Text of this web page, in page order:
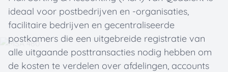
ideaal voor postbedrijven en -organisaties,
facilitaire bedrijven en gecentraliseerde
postkamers die een uitgebreide registratie van
alle uitgaande posttransacties nodig hebben om
de kosten te verdelen over afdelingen, accounts